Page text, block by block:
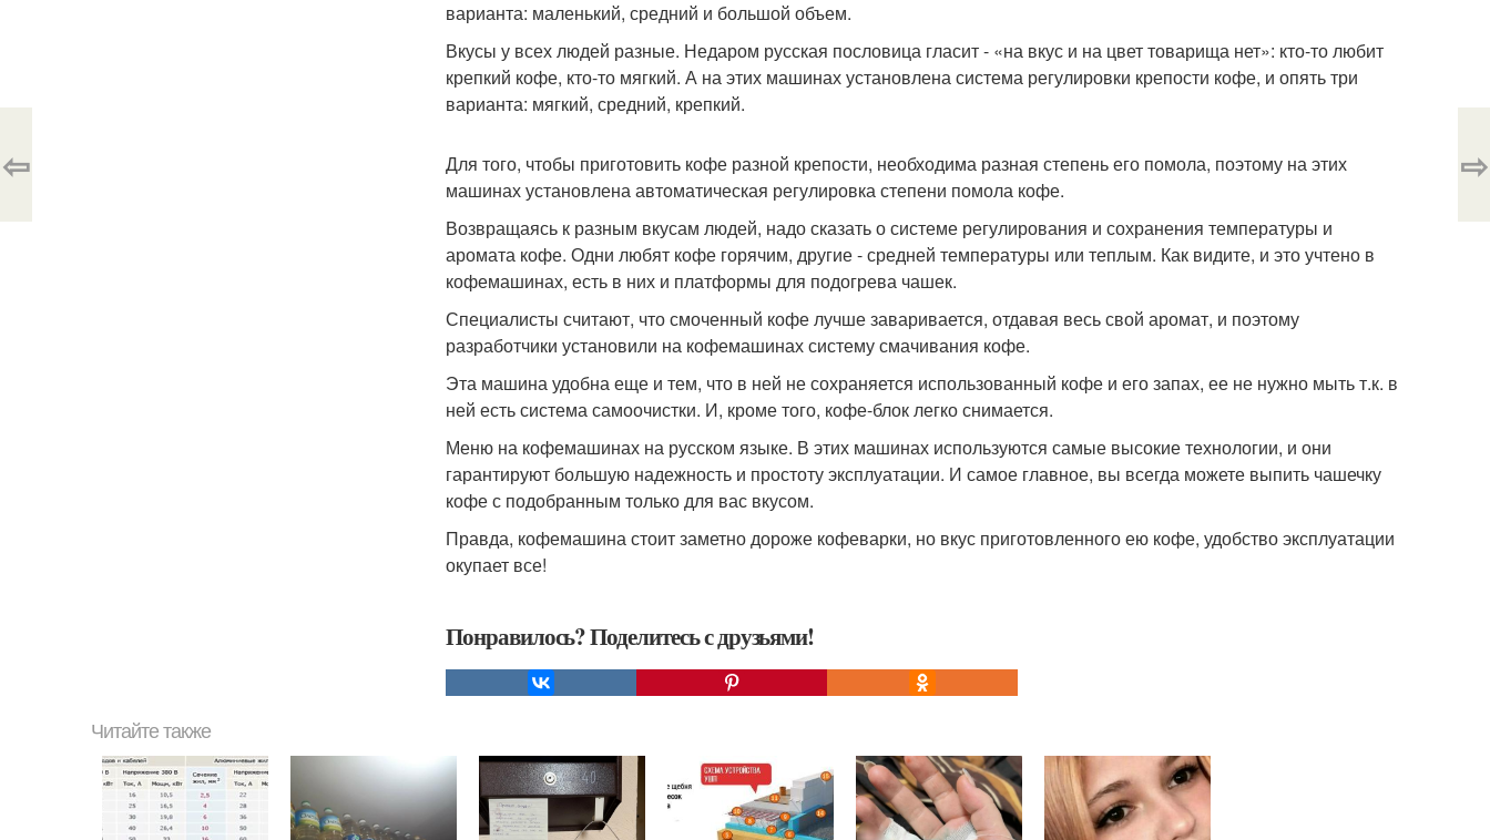
варианта: маленький, средний и большой объем.
Вкусы у всех людей разные. Недаром русская пословица гласит - «на вкус и на цвет товарища нет»: кто-то любит
крепкий кофе, кто-то мягкий. А на этих машинах установлена система регулировки крепости кофе, и опять три
варианта: мягкий, средний, крепкий.
Для того, чтобы приготовить кофе разной крепости, необходима разная степень его помола, поэтому на этих
машинах установлена автоматическая регулировка степени помола кофе.
Возвращаясь к разным вкусам людей, надо сказать о системе регулирования и сохранения температуры и
аромата кофе. Одни любят кофе горячим, другие - средней температуры или теплым. Как видите, и это учтено в
кофемашинах, есть в них и платформы для подогрева чашек.
Специалисты считают, что смоченный кофе лучше заваривается, отдавая весь свой аромат, и поэтому
разработчики установили на кофемашинах систему смачивания кофе.
Эта машина удобна еще и тем, что в ней не сохраняется использованный кофе и его запах, ее не нужно мыть т.к. в
ней есть система самоочистки. И, кроме того, кофе-блок легко снимается.
Меню на кофемашинах на русском языке. В этих машинах используются самые высокие технологии, и они
гарантируют большую надежность и простоту эксплуатации. И самое главное, вы всегда можете выпить чашечку
кофе с подобранным только для вас вкусом.
Правда, кофемашина стоит заметно дороже кофеварки, но вкус приготовленного ею кофе, удобство эксплуатации
окупает все!
Понравилось? Поделитесь с друзьями!
⇦ ⇨
Читайте также